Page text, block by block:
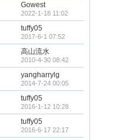
Gowest
2022-1-18 11:02
tuffy05
2017-6-1 07:52
高山流水
2010-4-30 08:42
yangharrylg
2014-7-24 00:05
tuffy05
2016-1-12 10:28
tuffy05
2016-6-17 22:17